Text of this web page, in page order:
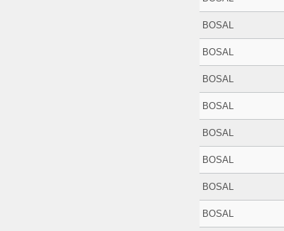
BOSAL
BOSAL
BOSAL
BOSAL
BOSAL
BOSAL
BOSAL
BOSAL